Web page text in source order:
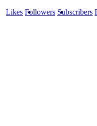
Likes Followers Subscribers